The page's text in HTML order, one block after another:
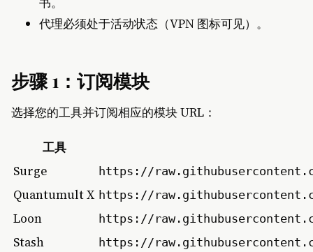
代理必须处于活动状态（VPN 图标可见）。
步骤 1：订阅模块
选择您的工具并订阅相应的模块 URL：
工具
Surge
https://
Quantumult X https://
Loon https://
Stash https://